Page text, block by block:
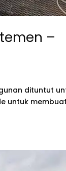
–
dituntut
untuk membuat